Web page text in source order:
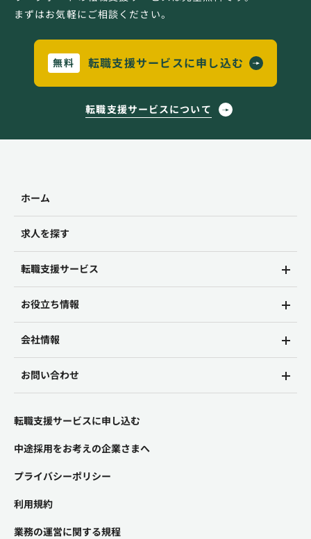
まずはお気軽にご相談ください。
無料 転職支援サービスに申し込む
転職支援サービスについて
ホーム
求人を探す
転職支援サービス
お役立ち情報
会社情報
お問い合わせ
転職支援サービスに申し込む
中途採用をお考えの企業さまへ
プライバシーポリシー
利用規約
業務の運営に関する規程